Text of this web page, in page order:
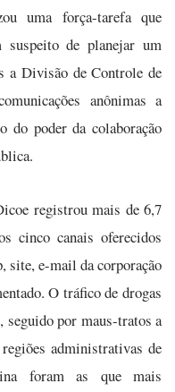
uma força-tarefa que
de planejar um
a Divisão de Controle de
anônimas a
do poder da colaboração
registrou mais de 6,7
cinco canais oferecidos
site, e-mail da corporação
O tráfico de drogas
seguido por maus-tratos a
administrativas de
foram as que mais